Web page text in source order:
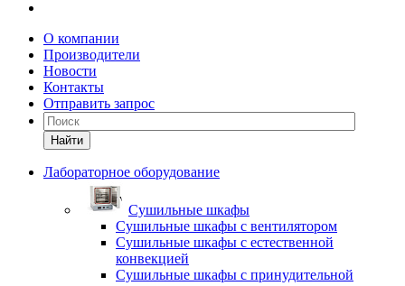
О компании
Производители
Новости
Контакты
Отправить запрос
Найти
Лабораторное оборудование
Cушильные шкафы
Сушильные шкафы с вентилятором
Сушильные шкафы с естественной
конвекцией
Сушильные шкафы с принудительной